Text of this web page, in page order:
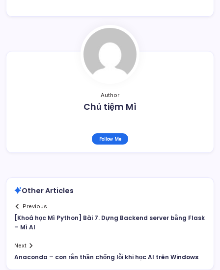
Author
Chủ tiệm Mì
Follow Me
Other Articles
Previous
[Khoá học Mì Python] Bài 7. Dựng Backend server bằng Flask
– Mì AI
Next
Anaconda – con rắn thần chống lỗi khi học AI trên Windows